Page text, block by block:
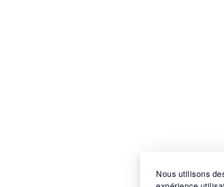
Nous utilisons